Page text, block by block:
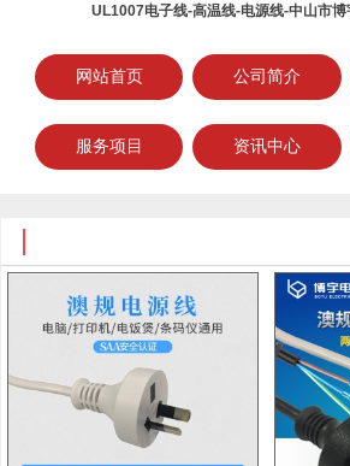
UL1007电子线-高温线-电源线-中山市博
网站首页 公司简介
服务项目 资讯中心